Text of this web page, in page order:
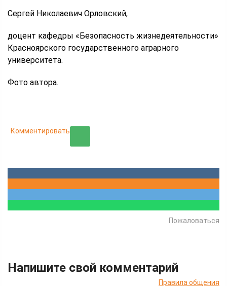
Сергей Николаевич Орловский,
доцент кафедры «Безопасность жизнедеятельности»
Красноярского государственного аграрного
университета.
Фото автора.
Комментировать
Пожаловаться
Напишите свой комментарий
Правила общения